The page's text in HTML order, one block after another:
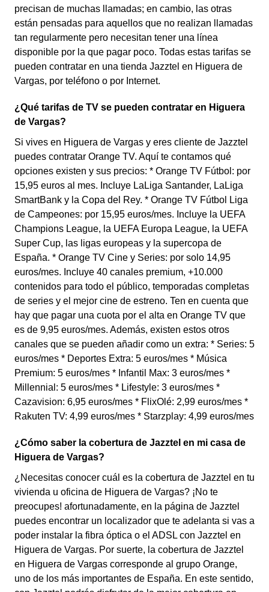
precisan de muchas llamadas; en cambio, las otras
están pensadas para aquellos que no realizan llamadas
tan regularmente pero necesitan tener una línea
disponible por la que pagar poco. Todas estas tarifas se
pueden contratar en una tienda Jazztel en Higuera de
Vargas, por teléfono o por Internet.
¿Qué tarifas de TV se pueden contratar en Higuera
de Vargas?
Si vives en Higuera de Vargas y eres cliente de Jazztel
puedes contratar Orange TV. Aquí te contamos qué
opciones existen y sus precios: * Orange TV Fútbol: por
15,95 euros al mes. Incluye LaLiga Santander, LaLiga
SmartBank y la Copa del Rey. * Orange TV Fútbol Liga
de Campeones: por 15,95 euros/mes. Incluye la UEFA
Champions League, la UEFA Europa League, la UEFA
Super Cup, las ligas europeas y la supercopa de
España. * Orange TV Cine y Series: por solo 14,95
euros/mes. Incluye 40 canales premium, +10.000
contenidos para todo el público, temporadas completas
de series y el mejor cine de estreno. Ten en cuenta que
hay que pagar una cuota por el alta en Orange TV que
es de 9,95 euros/mes. Además, existen estos otros
canales que se pueden añadir como un extra: * Series: 5
euros/mes * Deportes Extra: 5 euros/mes * Música
Premium: 5 euros/mes * Infantil Max: 3 euros/mes *
Millennial: 5 euros/mes * Lifestyle: 3 euros/mes *
Cazavision: 6,95 euros/mes * FlixOlé: 2,99 euros/mes *
Rakuten TV: 4,99 euros/mes * Starzplay: 4,99 euros/mes
¿Cómo saber la cobertura de Jazztel en mi casa de
Higuera de Vargas?
¿Necesitas conocer cuál es la cobertura de Jazztel en tu
vivienda u oficina de Higuera de Vargas? ¡No te
preocupes! afortunadamente, en la página de Jazztel
puedes encontrar un localizador que te adelanta si vas a
poder instalar la fibra óptica o el ADSL con Jazztel en
Higuera de Vargas. Por suerte, la cobertura de Jazztel
en Higuera de Vargas corresponde al grupo Orange,
uno de los más importantes de España. En este sentido,